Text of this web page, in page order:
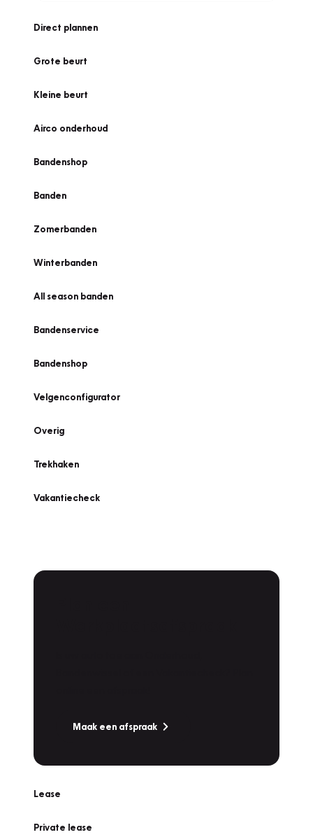
Direct plannen
Grote beurt
Kleine beurt
Airco onderhoud
Bandenshop
Banden
Zomerbanden
Winterbanden
All season banden
Bandenservice
Bandenshop
Velgenconfigurator
Overig
Trekhaken
Vakantiecheck
Maak een afspraak
Lease
Private lease